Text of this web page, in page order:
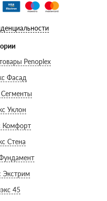
Penoplex
Фасад
Уклон
Комфорт
Стена
Экстрим
45